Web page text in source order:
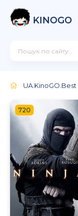
KINOGO
UA.KinoGO.Best
720